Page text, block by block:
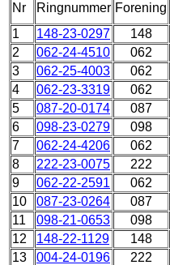
Nr Ringnummer Forening
1
148-23-0297 148
2
062-24-4510 062
3
062-25-4003 062
4
062-23-3319 062
5
087-20-0174 087
6
098-23-0279 098
7
062-24-4206 062
8
222-23-0075 222
9
062-22-2591 062
10
087-23-0264 087
11
098-21-0653 098
12
148-22-1129 148
13
004-24-0196 222